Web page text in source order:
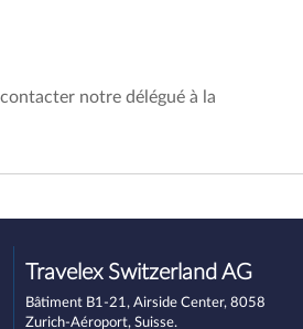
notre délégué à la
Travelex Switzerland AG
Bâtiment B1-21, Airside Center, 8058
Zurich-Aéroport, Suisse.